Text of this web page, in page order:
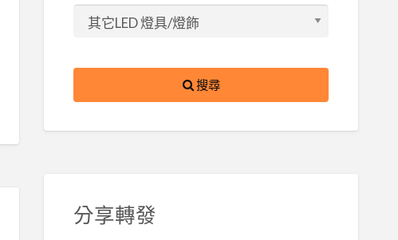
搜尋
分享轉發